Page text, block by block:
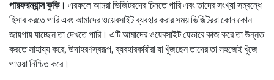
পারফরম্যান্স কুকি। এরফলে আমরা ভিজিটরদের চিনতে পারি এবং তাদের সংখ্যা সম্বন্ধে
হিসাব করতে পারি এবং আমাদের ওয়েবসাইট ব্যবহার করার সময় ভিজিটররা কোন কোন
জায়গায় যাচ্ছেন তা দেখতে পারি। এটি আমাদের ওয়েবসাইট যেভাবে কাজ করে তা উন্নত
করতে সাহায্য করে, উদাহরণস্বরূপ, ব্যবহারকারীরা যা খুঁজছেন তাদের তা সহজেই খুঁজে
পাওয়া নিশ্চিত করে।